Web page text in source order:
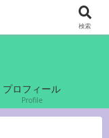
プロフィール
Profile
検索